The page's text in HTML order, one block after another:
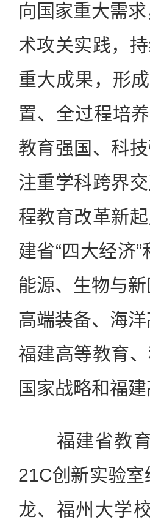
向国家重大需
术攻关实践，
重大成果，形
置、全过程培
教育强国、科
注重学科跨界
程教育改革新
建省“四大经济
能源、生物与
高端装备、海
福建高等教育
国家战略和福
福建省教育
21C创新实验
龙、福州大学